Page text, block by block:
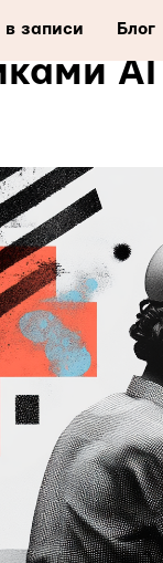
в записи Блог